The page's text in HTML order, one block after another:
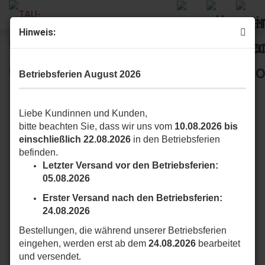
Hinweis:
Betriebsferien August 2026
Liebe Kundinnen und Kunden,
bitte beachten Sie, dass wir uns vom 10.08.2026 bis
einschließlich 22.08.2026 in den Betriebsferien
befinden.
Letzter Versand vor den Betriebsferien:
05.08.2026
Erster Versand nach den Betriebsferien:
24.08.2026
Bestellungen, die während unserer Betriebsferien
eingehen, werden erst ab dem 24.08.2026 bearbeitet
und versendet.
TAU 900BSD18 Sicherheitskontaktleiste 1,8m